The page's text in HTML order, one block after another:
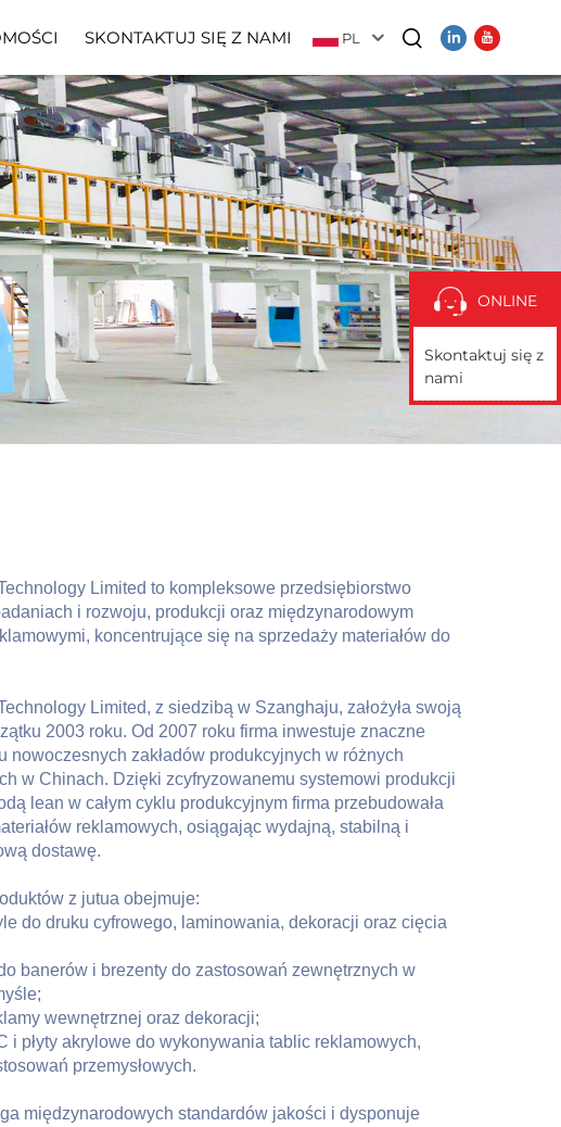
Wideo
SKONTAKTUJ SIĘ Z NAMI PL
ONLINE
Skontaktuj się z
nami
Limited to kompleksowe przedsiębiorstwo
i rozwoju, produkcji oraz międzynarodowym
koncentrujące się na sprzedaży materiałów do
Limited, z siedzibą w Szanghaju, założyła swoją
2003 roku. Od 2007 roku firma inwestuje znaczne
nowoczesnych zakładów produkcyjnych w różnych
w Chinach. Dzięki zcyfryzowanemu systemowi produkcji
lean w całym cyklu produkcyjnym firma przebudowała
reklamowych, osiągając wydajną, stabilną i
dostawę.
z jutua obejmuje:
do druku cyfrowego, laminowania, dekoracji oraz cięcia
banerów i brezenty do zastosowań zewnętrznych w
wewnętrznej oraz dekoracji;
i płyty akrylowe do wykonywania tablic reklamowych,
przemysłowych.
międzynarodowych standardów jakości i dysponuje